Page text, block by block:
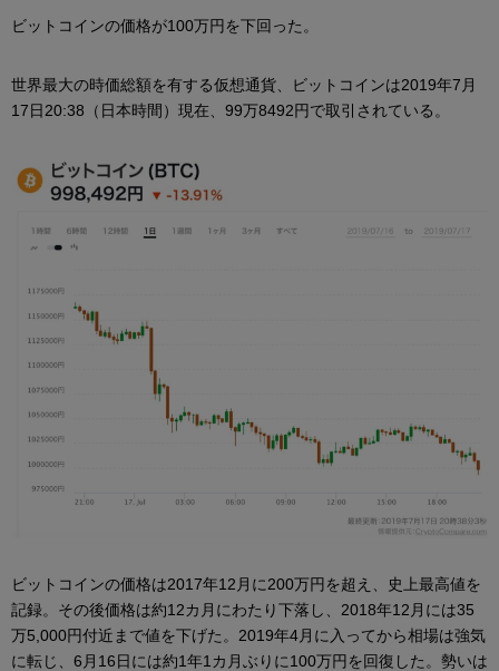
ビットコインの価格が100万円を下回った。
世界最大の時価総額を有する仮想通貨、ビットコインは2019年7月
17日20:38（日本時間）現在、99万8492円で取引されている。
ビットコインの価格は2017年12月に200万円を超え、史上最高値を
記録。その後価格は約12カ月にわたり下落し、2018年12月には35
万5,000円付近まで値を下げた。2019年4月に入ってから相場は強気
に転じ、6月16日には約1年1カ月ぶりに100万円を回復した。勢いは